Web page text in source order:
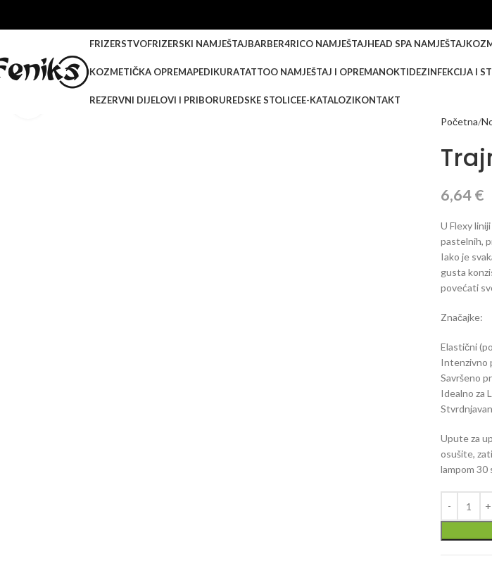
FRIZERSTVOFRIZERSKI NAMJEŠTAJBARBER4RICO NAMJEŠTAJHEAD SPA NAMJEŠTAJ
KOZMETIČKA OPREMAPEDIKURATATTOO NAMJEŠTAJ I OPREMANOKTIDEZINFEKCIJA I
REZERVNI DIJELOVI I PRIBORUREDSKE STOLICEE-KATALOZIKONTAKT
Klikni za veću sliku
Početna
6,64€
U Flexy
pastelnih,
Iako je
gusta
povećati
Značajke:
Elastični
Intenzivno
Savršeno
Idealno za
Upute za
osušite,
lampom 30